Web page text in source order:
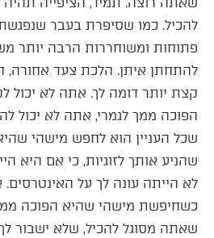
להכיל. כמו שסיפרת בעבר
פתוחות ומשוחררות הרבה יותר
להתחתן איתן. הלכת צעד
קצת יותר דומה לך. אתה לא יכול
הפוכה ממך לגמרי, אתה לא יכול
שכל העניין הוא לחפש מישהי
שהניע אותך לזוגיות, כי אם היא
לא הייתה עונה לך על
כשחיפשת מישהי שהיא הפוכה
שאתה מסוגל להכיל, שלא ישבור